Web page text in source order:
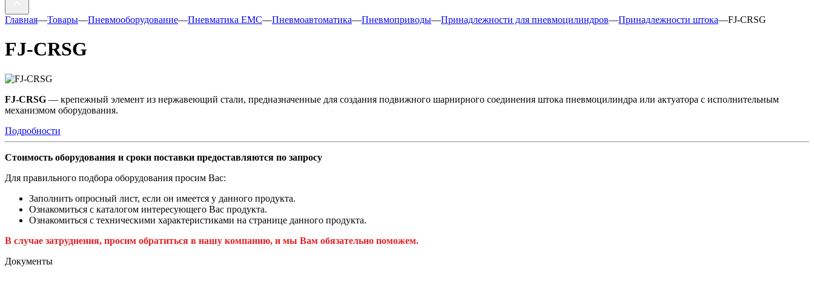
Главная—Товары—Пневмооборудование—Пневматика EMC—Пневмоавтоматика—Пневмоприводы—Принадлежности для пневмоцилиндров—Принадлежности штока—FJ-CRSG
FJ-CRSG
FJ-CRSG — крепежный элемент из нержавеющий стали, предназначенные для создания подвижного шарнирного соединения штока пневмоцилиндра или актуатора с исполнительным
механизмом оборудования.
Подробности
Стоимость оборудования и сроки поставки предоставляются по запросу
Для правильного подбора оборудования просим Вас:
Заполнить опросный лист, если он имеется у данного продукта.
Ознакомиться с каталогом интересующего Вас продукта.
Ознакомиться с техническими характеристиками на странице данного продукта.
В случае затруднения, просим обратиться в нашу компанию, и мы Вам обязательно поможем.
Документы